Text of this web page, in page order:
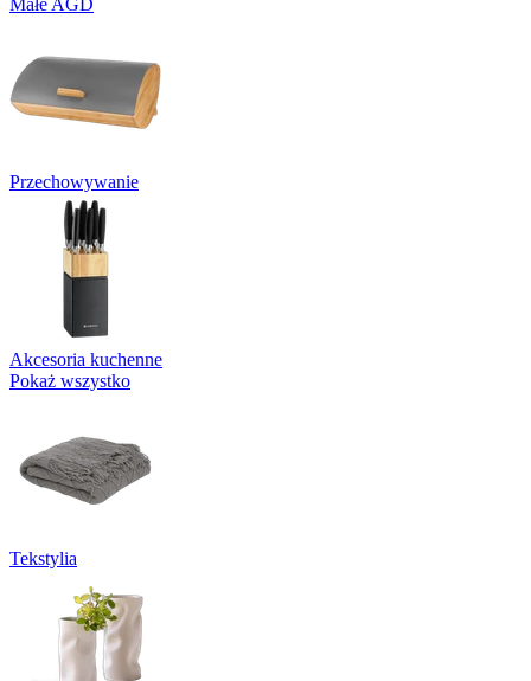
Małe AGD
Przechowywanie
Akcesoria kuchenne
Pokaż wszystko
Tekstylia